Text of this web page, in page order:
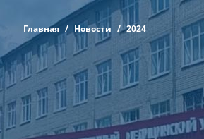
Главная Новости 2024